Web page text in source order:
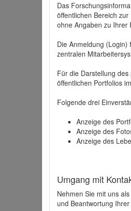
Das
öffentlichen Bereich
ohne Angaben zu Ihrer
Die Anmeldung
zentralen
Für die Darstellung
öffentlichen Portfolios
Folgende drei
Anzeige des
Anzeige des
Anzeige des
Umgang mit
Nehmen Sie mit uns
und Beantwortung